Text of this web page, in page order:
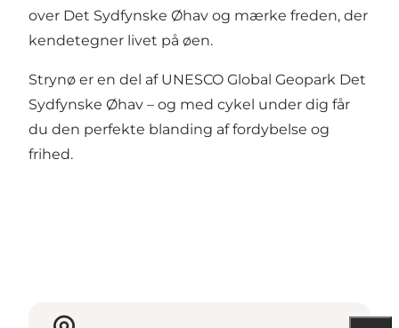
over Det Sydfynske Øhav og mærke freden, der
kendetegner livet på øen.
Strynø er en del af UNESCO Global Geopark Det
Sydfynske Øhav – og med cykel under dig får
du den perfekte blanding af fordybelse og
frihed.